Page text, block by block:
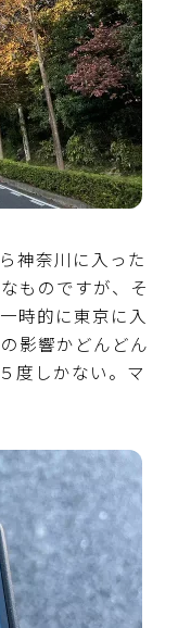
神奈川に入った
ものですが、そ
時的に東京に入
影響かどんどん
度しかない。マ